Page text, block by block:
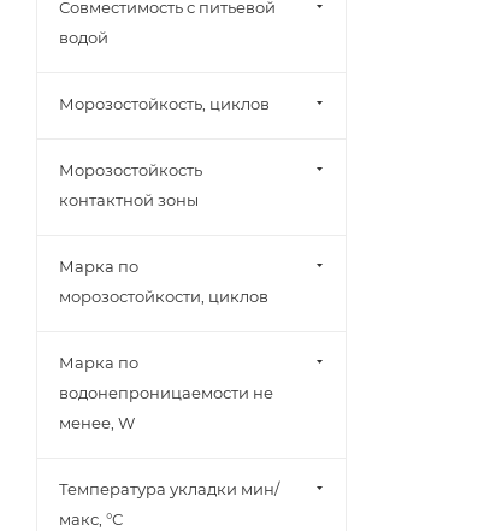
Совместимость с питьевой
водой
Морозостойкость, циклов
Морозостойкость
контактной зоны
Марка по
морозостойкости, циклов
Марка по
водонепроницаемости не
менее, W
Температура укладки мин/
макс, °С